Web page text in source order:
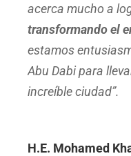
acerca mucho a
transformando el
estamos
Abu Dabi para
increíble ciudad”.
H.E. Mohamed